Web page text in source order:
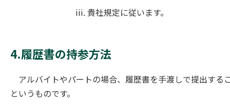
貴社規定に従います。
4.履歴書の持参方法
アルバイトやパートの場合、履歴書を手渡しで提出する
というものです。